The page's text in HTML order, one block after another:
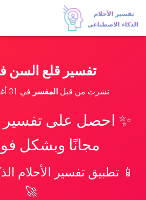
تفسير قلع السن
نشرت من قبل المفسر في 31 أغسطس، 2023
✨ احصل على تفسير
مجانًا وبشكل
🚀